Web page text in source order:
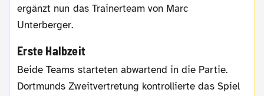
ergänzt nun das Trainerteam von Marc
Unterberger.
Erste Halbzeit
Beide Teams starteten abwartend in die Partie.
Dortmunds Zweitvertretung kontrollierte das Spiel